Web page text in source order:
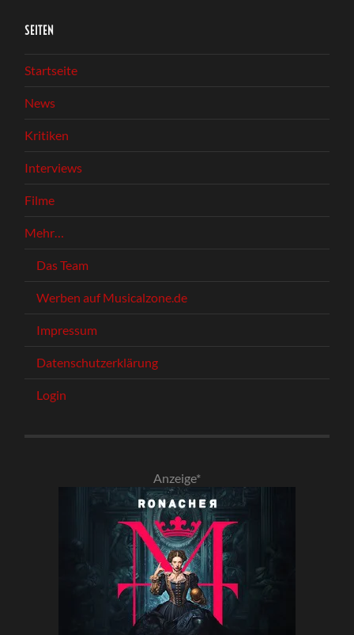
SEITEN
Startseite
News
Kritiken
Interviews
Filme
Mehr…
Das Team
Werben auf Musicalzone.de
Impressum
Datenschutzerklärung
Login
Anzeige*